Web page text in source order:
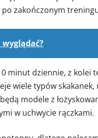
zakończonym
minut dziennie, z
wiele typów
modele z
w uchwycie rączkami.